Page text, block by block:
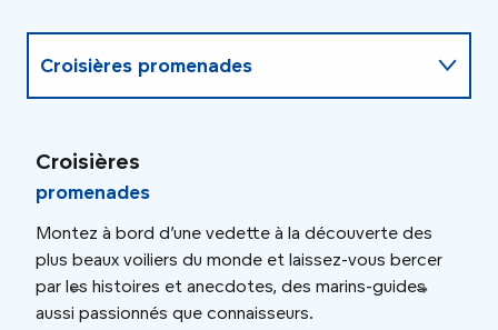
Croisières promenades
Repas-croisière
Croisières
promenades
Montez à bord d’une vedette à la découverte des
plus beaux voiliers du monde et laissez-vous bercer
par les histoires et anecdotes, des marins-guides
aussi passionnés que connaisseurs.